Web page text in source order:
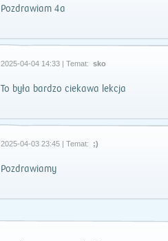
Pozdrawiam 4a
2025-04-04 14:33 | Temat: sko
To była bardzo ciekawa lekcja
2025-04-03 23:45 | Temat: ;)
Pozdrawiamy